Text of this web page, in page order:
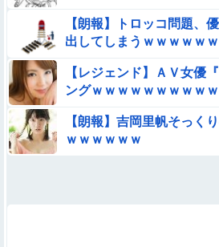
【朗報】トロッコ問題、
出してしまうｗｗｗｗｗ
【レジェンド】ＡＶ女優
ングｗｗｗｗｗｗｗｗｗ
【朗報】吉岡里帆そっく
ｗｗｗｗｗｗ